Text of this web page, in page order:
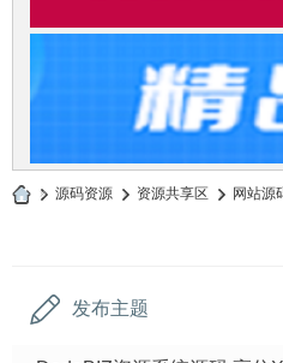
» 源码资源 › 资源共享区 › 网站源
发布主题